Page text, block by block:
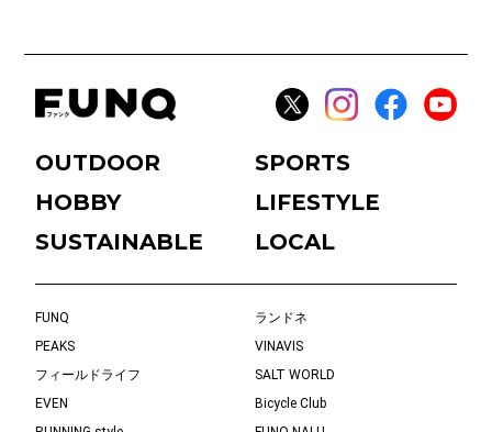
OUTDOOR
SPORTS
HOBBY
LIFESTYLE
SUSTAINABLE
LOCAL
FUNQ
ランドネ
PEAKS
VINAVIS
フィールドライフ
SALT WORLD
EVEN
Bicycle Club